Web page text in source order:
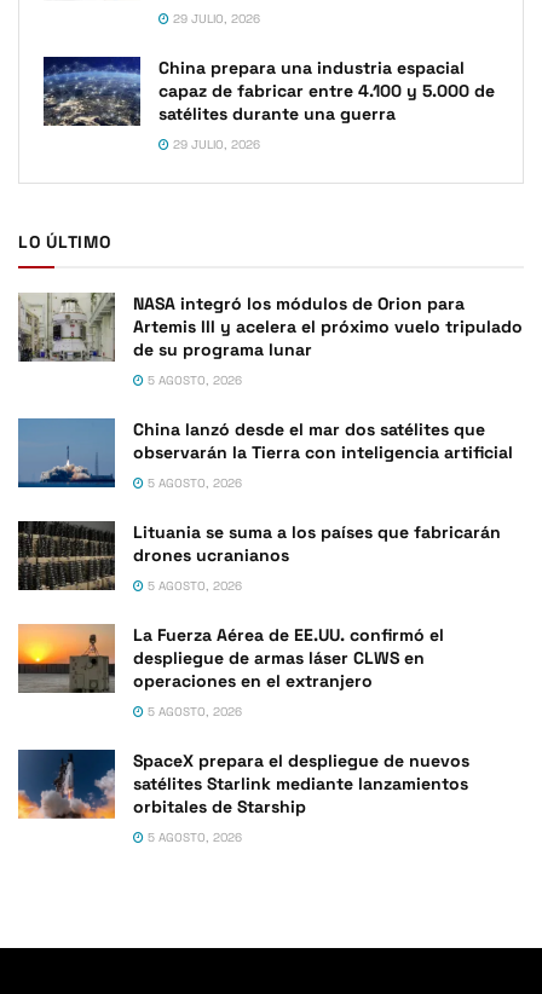
29 JULIO, 2026
China prepara una industria espacial
capaz de fabricar entre 4.100 y 5.000 de
satélites durante una guerra
29 JULIO, 2026
LO ÚLTIMO
NASA integró los módulos de Orion para
Artemis III y acelera el próximo vuelo tripulado
de su programa lunar
5 AGOSTO, 2026
China lanzó desde el mar dos satélites que
observarán la Tierra con inteligencia artificial
5 AGOSTO, 2026
Lituania se suma a los países que fabricarán
drones ucranianos
5 AGOSTO, 2026
La Fuerza Aérea de EE.UU. confirmó el
despliegue de armas láser CLWS en
operaciones en el extranjero
5 AGOSTO, 2026
SpaceX prepara el despliegue de nuevos
satélites Starlink mediante lanzamientos
orbitales de Starship
5 AGOSTO, 2026